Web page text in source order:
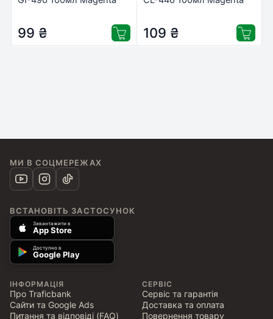
99 ₴ 109 ₴
МИ В СОЦМЕРЕЖАХ
ВСТАНОВІТЬ ЗАСТОСУНОК
Завантажити в
App Store
Доступно в
Google Play
ІНФОРМАЦІЯ
Про Traficbank
Сайти та Google Ads
Питання та відповіді (FAQ)
СЕРВІС
Сервіс та гарантія
Доставка та оплата
Повернення товару